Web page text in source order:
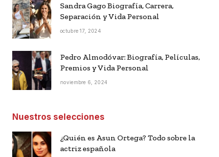
Sandra Gago Biografía, Carrera,
Separación y Vida Personal
octubre 17, 2024
Pedro Almodóvar: Biografía, Películas,
Premios y Vida Personal
noviembre 6, 2024
Nuestros selecciones
¿Quién es Asun Ortega? Todo sobre la
actriz española